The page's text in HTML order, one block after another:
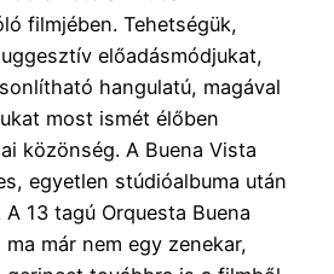
filmjében. Tehetségük,
előadásmódjukat,
hangulatú, magával
most ismét élőben
közönség. A Buena Vista
egyetlen stúdióalbuma után
13 tagú Orquesta Buena
már nem egy zenekar,